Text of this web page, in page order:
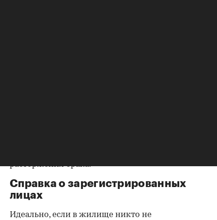
расторжения брака.
Справка о зарегистрированных
лицах
Идеально, если в жилище никто не